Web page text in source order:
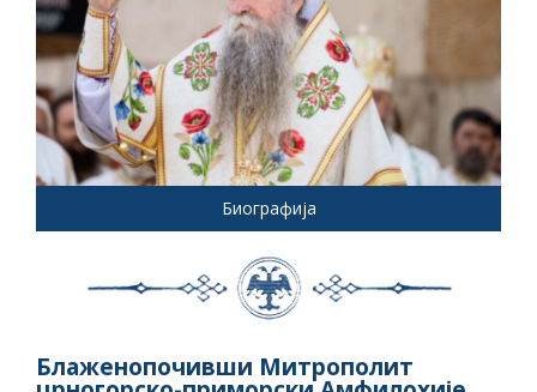
Биографија
Блаженопочивши Митрополит